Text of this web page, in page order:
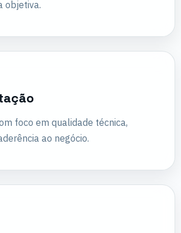
objetiva.
foco em qualidade técnica,
ao negócio.